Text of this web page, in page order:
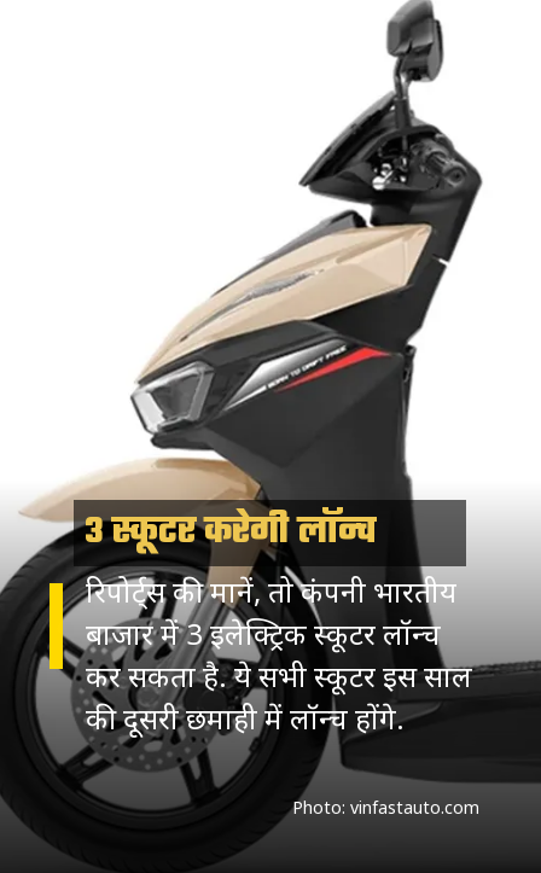
3 स्कूटर करेगी लॉन्च
रिपोर्ट्स की मानें, तो कंपनी भारतीय
बाजार में 3 इलेक्ट्रिक स्कूटर लॉन्च
कर सकता है. ये सभी स्कूटर इस साल
की दूसरी छमाही में लॉन्च होंगे.
Photo: vinfastauto.com